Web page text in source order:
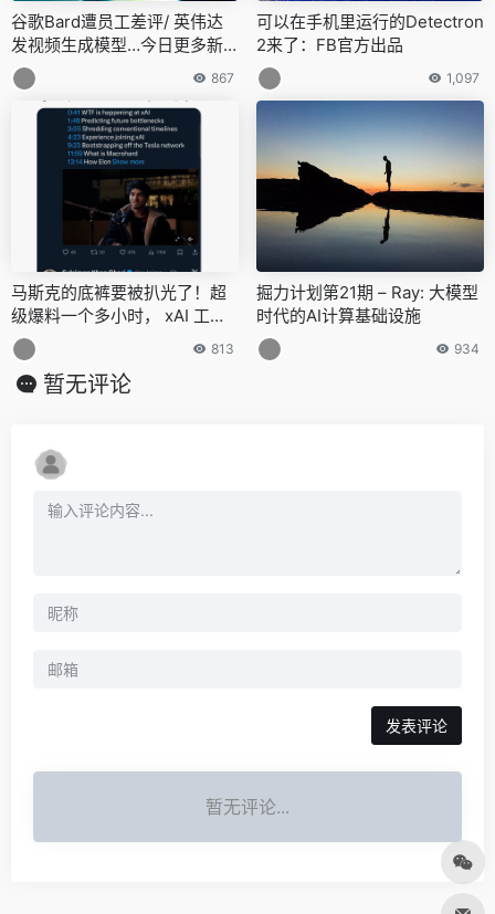
谷歌Bard遭员工差评/ 英伟达
发视频生成模型…今日更多新
鲜事在此
867
可以在手机里运行的Detectron
2来了：FB官方出品
1,097
马斯克的底裤要被扒光了！超
级爆料一个多小时， xAI 工程
师被火速解雇
813
掘力计划第21期 – Ray: 大模型
时代的AI计算基础设施
934
暂无评论
发表评论
暂无评论...